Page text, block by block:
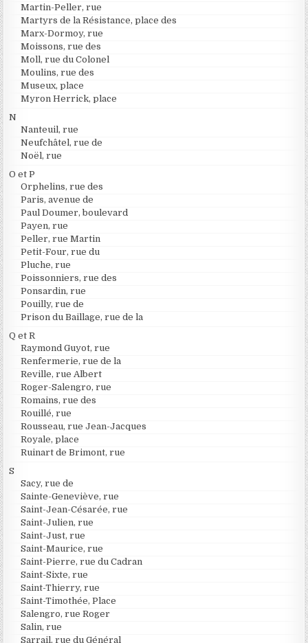
Martin-Peller, rue
Martyrs de la Résistance, place des
Marx-Dormoy, rue
Moissons, rue des
Moll, rue du Colonel
Moulins, rue des
Museux, place
Myron Herrick, place
N
Nanteuil, rue
Neufchâtel, rue de
Noël, rue
O et P
Orphelins, rue des
Paris, avenue de
Paul Doumer, boulevard
Payen, rue
Peller, rue Martin
Petit-Four, rue du
Pluche, rue
Poissonniers, rue des
Ponsardin, rue
Pouilly, rue de
Prison du Baillage, rue de la
Q et R
Raymond Guyot, rue
Renfermerie, rue de la
Reville, rue Albert
Roger-Salengro, rue
Romains, rue des
Rouillé, rue
Rousseau, rue Jean-Jacques
Royale, place
Ruinart de Brimont, rue
S
Sacy, rue de
Sainte-Geneviève, rue
Saint-Jean-Césarée, rue
Saint-Julien, rue
Saint-Just, rue
Saint-Maurice, rue
Saint-Pierre, rue du Cadran
Saint-Sixte, rue
Saint-Thierry, rue
Saint-Timothée, Place
Salengro, rue Roger
Salin, rue
Sarrail, rue du Général